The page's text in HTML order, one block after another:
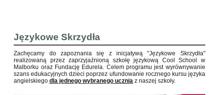
Językowe Skrzydła
Zachęcamy do zapoznania się z inicjatywą "Językowe Skrzydła"
realizowaną przez zaprzyjaźnioną szkołę językową Cool School w
Malborku oraz Fundację Edurela. Celem programu jest wyrównywanie
szans edukacyjnych dzieci poprzez ufundowanie rocznego kursu języka
angielskiegodla jednego wybranego ucznia z naszej szkoły.